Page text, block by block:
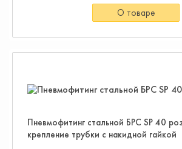
О товаре
Пневмофитинг стальной БРС SP 40
крепление трубки с накидной гайкой